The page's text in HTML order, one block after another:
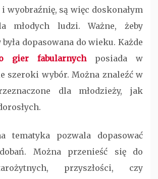
wyobraźnię, są więc doskonałym
młodych ludzi. Ważne, żeby
dopasowana do wieku. Każde
gier fabularnychposiada w
szeroki wybór. Można znaleźć w
dla młodzieży, jak
tematyka pozwala dopasować
Można przenieść się do
przyszłości, czy